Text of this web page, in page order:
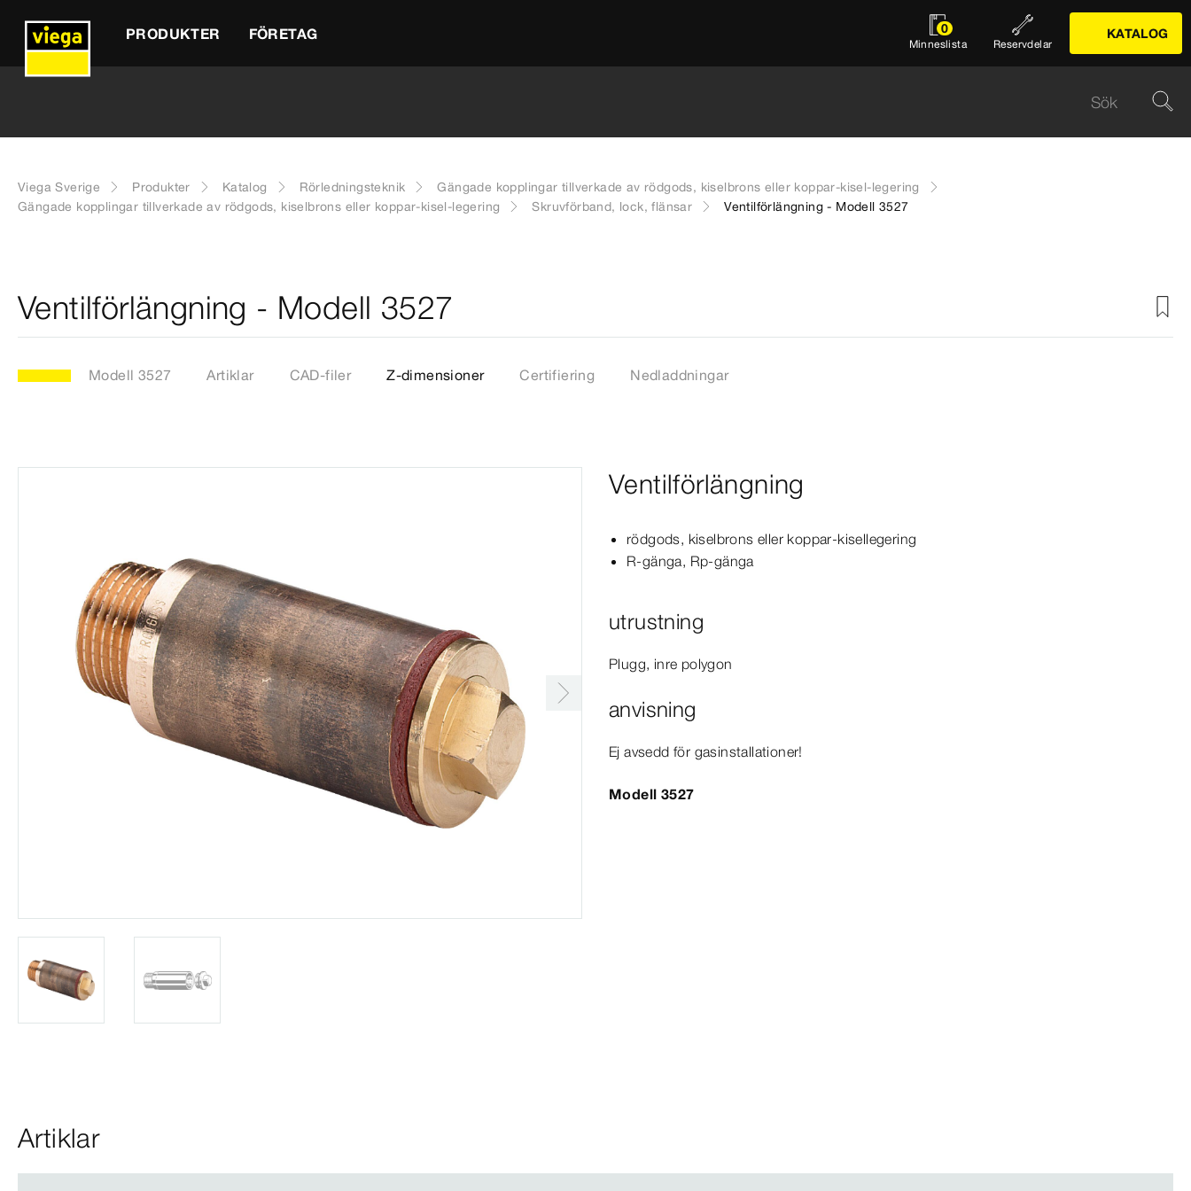
PRODUKTER FÖRETAG 0
Minneslista Reservdelar
KATALOG
Viega Sverige Produkter Katalog Rörledningsteknik
Gängade kopplingar tillverkade av rödgods, kiselbrons eller koppar-kisel-legering
Gängade kopplingar tillverkade av rödgods, kiselbrons eller koppar-kisel-legering
Skruvförband, lock, flänsar Ventilförlängning - Modell 3527
Ventilförlängning - Modell 3527
Modell 3527 Artiklar CAD-filer Z-dimensioner Certifiering Nedladdningar
Ventilförlängning
rödgods, kiselbrons eller koppar-​kisellegering
R-​gänga, Rp-​gänga
utrustning
Plugg, inre polygon
anvisning
Ej avsedd för gasinstallationer!
Modell 3527
Artiklar